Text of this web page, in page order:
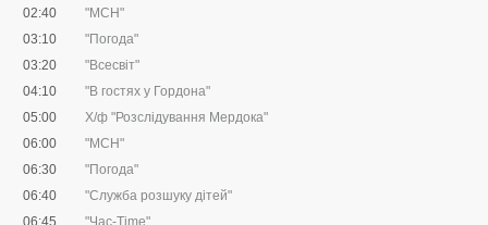
02:40
"МСН"
03:10
"Погода"
03:20
"Всесвіт"
04:10
"В гостях у Гордона"
05:00
Х/ф "Розслідування Мердока"
06:00
"МСН"
06:30
"Погода"
06:40
"Служба розшуку дітей"